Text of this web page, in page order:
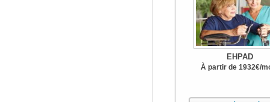
EHPAD
À partir de 1932€/